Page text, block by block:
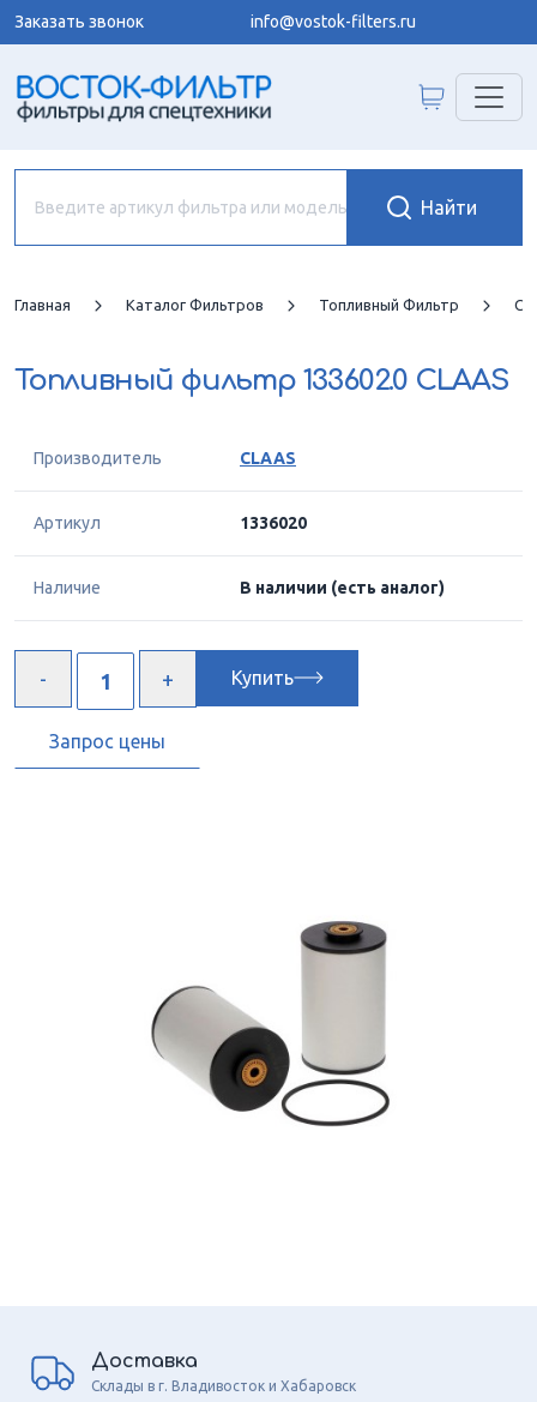
Заказать звонок info@vostok-filters.ru
Главная Каталог Фильтров Топливный Фильтр
Топливный фильтр 133602.0 CLAAS
Производитель CLAAS
Артикул 1336020
Наличие В наличии (есть аналог)
Купить
Запрос цены
Доставка
Склады в г. Владивосток и Хабаровск